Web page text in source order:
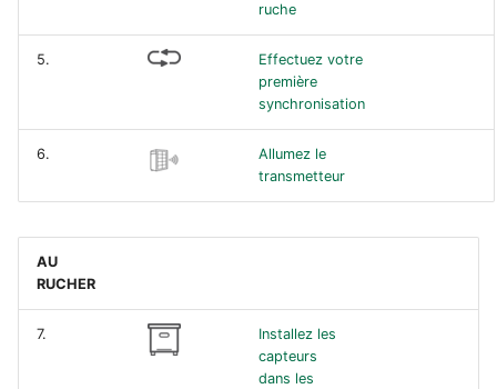
ruche
5.
Effectuez votre
première
synchronisation
6.
Allumez le
transmetteur
AU
RUCHER
7.
Installez les
capteurs
dans les